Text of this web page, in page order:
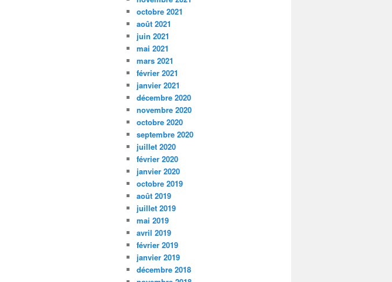
octobre 2021
août 2021
juin 2021
mai 2021
mars 2021
février 2021
janvier 2021
décembre 2020
novembre 2020
octobre 2020
septembre 2020
juillet 2020
février 2020
janvier 2020
octobre 2019
août 2019
juillet 2019
mai 2019
avril 2019
février 2019
janvier 2019
décembre 2018